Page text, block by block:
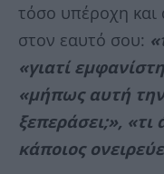
τόσο υπέροχη και
στον εαυτό σου:
«γιατί
«μήπως αυτή
ξεπεράσει;», «τι
κάποιος